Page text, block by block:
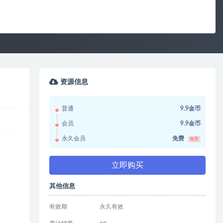
资源信息
普通 9.9金币
会员 9.9金币
永久会员 免费 推荐
立即购买
其他信息
有效期 永久有效